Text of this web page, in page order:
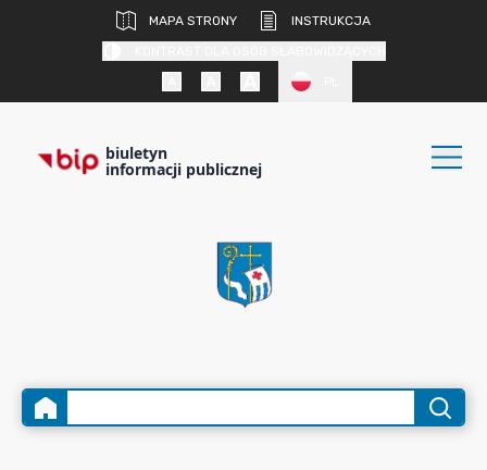
MAPA STRONY
INSTRUKCJA
biuletyn
informacji publicznej